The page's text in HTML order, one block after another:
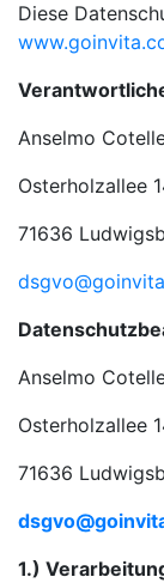
Diese
Anselmo
Osterholzallee
71636
Anselmo
Osterholzallee
71636
1.)